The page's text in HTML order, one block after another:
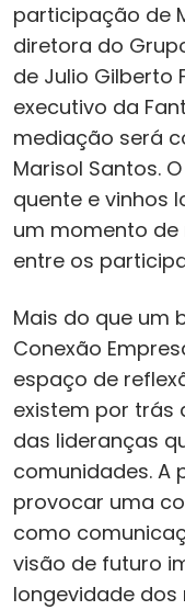
participação de
diretora do
de Julio Gilberto
executivo da
mediação será
Marisol Santos.
quente e vinhos
um momento
entre os
Mais do que um
Conexão
espaço de
existem por trás
das lideranças
comunidades. A
provocar uma
como
visão de futuro
longevidade